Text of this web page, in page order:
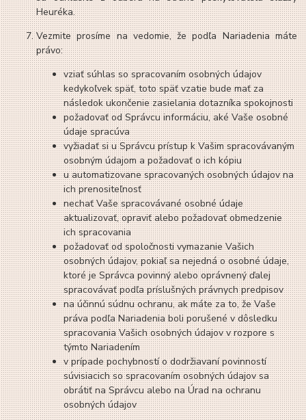
Heuréka.
Vezmite prosíme na vedomie, že podľa Nariadenia máte
právo:
vziať súhlas so spracovaním osobných údajov
kedykoľvek späť, toto späť vzatie bude mať za
následok ukončenie zasielania dotazníka spokojnosti
požadovať od Správcu informáciu, aké Vaše osobné
údaje spracúva
vyžiadať si u Správcu prístup k Vašim spracovávaným
osobným údajom a požadovať o ich kópiu
u automatizovane spracovaných osobných údajov na
ich prenositeľnosť
nechať Vaše spracovávané osobné údaje
aktualizovať, opraviť alebo požadovať obmedzenie
ich spracovania
požadovať od spoločnosti vymazanie Vašich
osobných údajov, pokiaľ sa nejedná o osobné údaje,
ktoré je Správca povinný alebo oprávnený ďalej
spracovávať podľa príslušných právnych predpisov
na účinnú súdnu ochranu, ak máte za to, že Vaše
práva podľa Nariadenia boli porušené v dôsledku
spracovania Vašich osobných údajov v rozpore s
týmto Nariadením
v prípade pochybností o dodržiavaní povinností
súvisiacich so spracovaním osobných údajov sa
obrátiť na Správcu alebo na Úrad na ochranu
osobných údajov